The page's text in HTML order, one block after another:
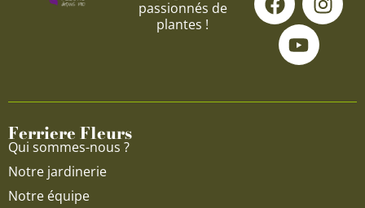
passionnés de
plantes !
a
c
e
o
n
s
g
o
u
t
u
b
Ferriere Fleurs
Qui sommes-nous ?
Notre jardinerie
Notre équipe